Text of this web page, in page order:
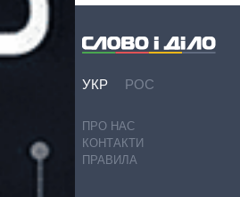
УКР РОС
ПРО НАС
КОНТАКТИ
ПРАВИЛА